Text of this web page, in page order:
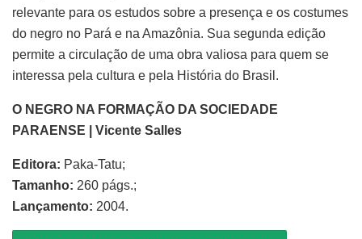
relevante para os estudos sobre a presença e os costumes
do negro no Pará e na Amazônia. Sua segunda edição
permite a circulação de uma obra valiosa para quem se
interessa pela cultura e pela História do Brasil.
O NEGRO NA FORMAÇÃO DA SOCIEDADE
PARAENSE | Vicente Salles
Editora: Paka-Tatu;
Tamanho: 260 págs.;
Lançamento: 2004.